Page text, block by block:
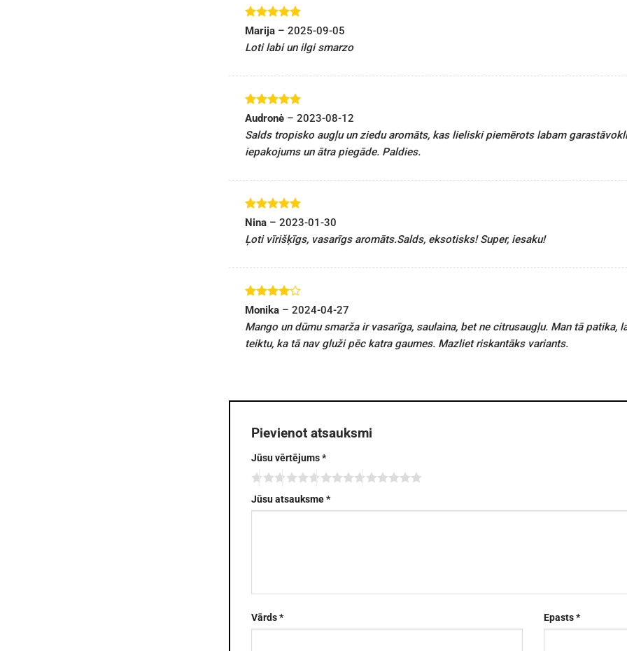
Novērtēts
no 5
Marija – 2025-09-05
Loti labi un ilgi smarzo
Novērtēts
Audronė – 2023-08-12
Salds tropisko augļu un ziedu aromāts, kas lieliski piemērots labam
iepakojums un ātra piegāde. Paldies.
Novērtēts
Nina – 2023-01-30
Ļoti vīrišķīgs, vasarīgs aromāts.Salds, eksotisks! Super, iesaku!
Novērtēts
5
Monika – 2024-04-27
Mango un dūmu smarža ir vasarīga, saulaina, bet ne citrusaugļu. Man tā patika,
teiktu, ka tā nav gluži pēc katra gaumes. Mazliet riskantāks variants.
Pievienot atsauksmi
Jūsu vērtējums*
Jūsu atsauksme*
Vārds* Epasts*